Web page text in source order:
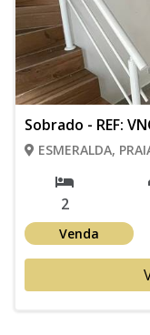
Sobrado - REF:
ESMERALDA,
2
Venda